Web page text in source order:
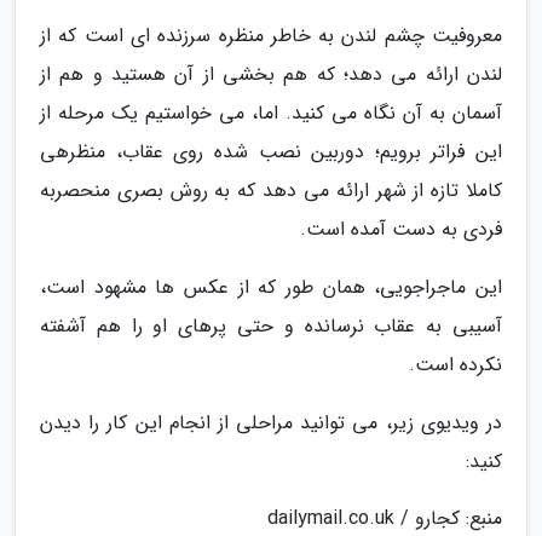
معروفیت چشم لندن به خاطر منظره سرزنده ای است که از
لندن ارائه می دهد؛ که هم بخشی از آن هستید و هم از
آسمان به آن نگاه می کنید. اما، می خواستیم یک مرحله از
این فراتر برویم؛ دوربین نصب شده روی عقاب، منظرهی
کاملا تازه از شهر ارائه می دهد که به روش بصری منحصربه
فردی به دست آمده است.
این ماجراجویی، همان طور که از عکس ها مشهود است،
آسیبی به عقاب نرسانده و حتی پرهای او را هم آشفته
نکرده است.
در ویدیوی زیر، می توانید مراحلی از انجام این کار را دیدن
کنید:
منبع: کجارو / dailymail.co.uk